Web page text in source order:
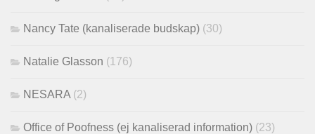
Nancy Tate (kanaliserade budskap) (30)
Natalie Glasson (176)
NESARA (2)
Office of Poofness (ej kanaliserad information) (23)